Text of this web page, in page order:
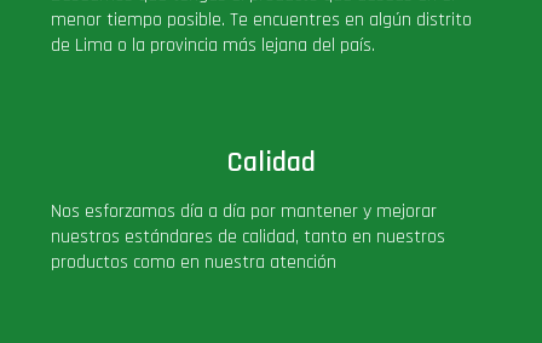
menor tiempo posible. Te encuentres en algún distrito
de Lima o la provincia más lejana del país.
Calidad
Nos esforzamos día a día por mantener y mejorar
nuestros estándares de calidad, tanto en nuestros
productos como en nuestra atención